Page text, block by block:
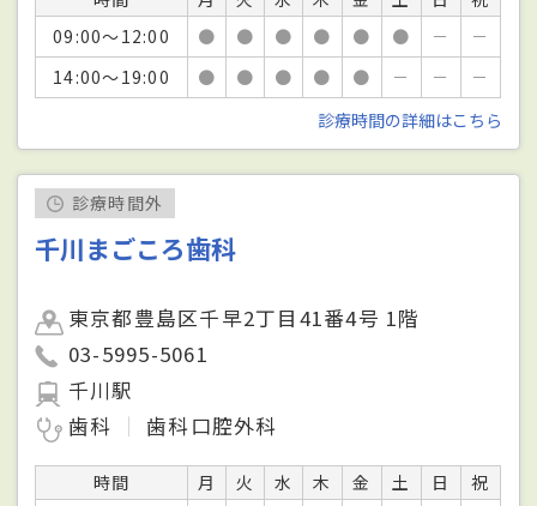
09:00～12:00
● ● ● ● ● ● －
－
14:00～19:00
● ● ● ● ● － －
－
診療時間の詳細はこちら
診療時間外
千川まごころ歯科
東京都豊島区千早2丁目41番4号 1階
03-5995-5061
千川駅
歯科
歯科口腔外科
時間 月 火 水 木 金 土 日
祝